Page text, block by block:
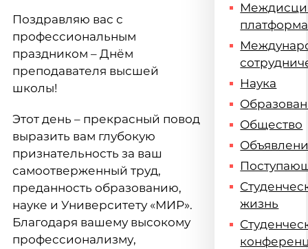
Поздравляю вас с
профессиональным
праздником – Днём
преподавателя высшей
школы!
Этот день – прекрасный повод
выразить вам глубокую
признательность за ваш
самоотверженный труд,
преданность образованию,
науке и Университету «МИР».
Благодаря вашему высокому
профессионализму,
платформа
Наука
Общество
жизнь